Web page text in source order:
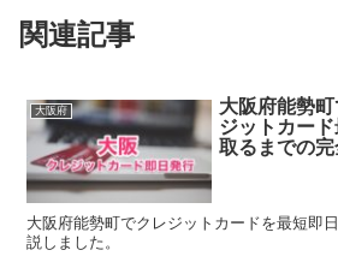
関連記事
大阪府
大阪府能勢
ジットカー
取るまでの
大阪府能勢町でクレジットカードを最短即
説しました。